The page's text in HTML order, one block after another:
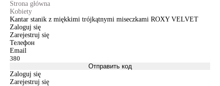
Strona główna
Kobiety
Kantar stanik z miękkimi trójkątnymi miseczkami ROXY VELVET
Zaloguj się
Zarejestruj się
Телефон
Email
Отправить код
Zaloguj się
Zarejestruj się